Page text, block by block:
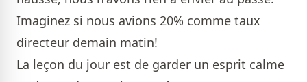
Imaginez si nous avions 20% comme taux
directeur demain matin!
La leçon du jour est de garder un esprit calme